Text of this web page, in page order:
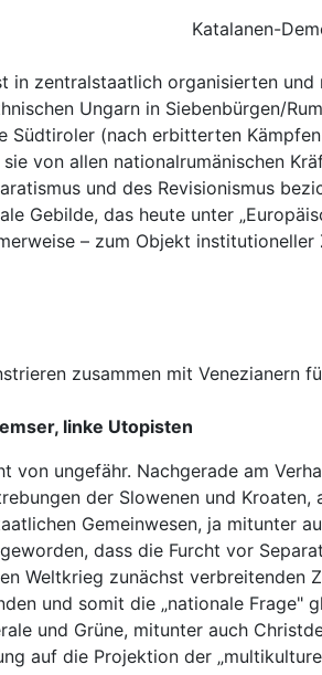
Katalanen-
in zentralstaatlich organisierten
Ungarn in Siebenbürgen/
Südtiroler (nach erbitterten
von allen nationalrumänischen
und des Revisionismus
Gebilde, das heute unter
– zum Objekt
zusammen mit Venezianern
linke Utopisten
von ungefähr. Nachgerade am
der Slowenen und
Gemeinwesen, ja mitunter
dass die Furcht vor
Weltkrieg zunächst verbreitenden
und somit die „nationale Frage"
und Grüne, mitunter auch
auf die Projektion der